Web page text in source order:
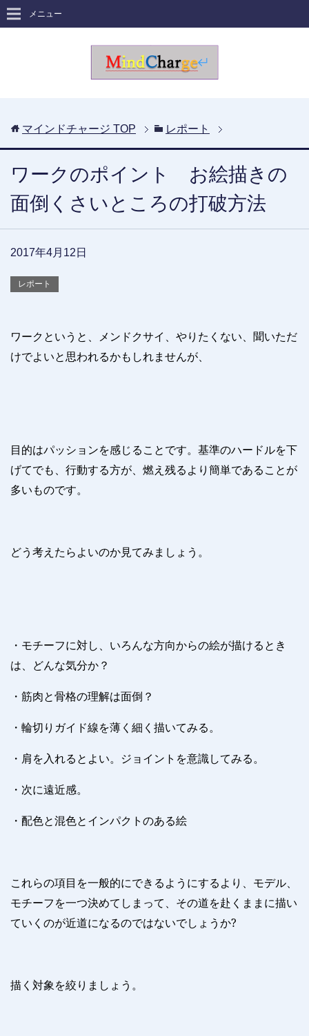
メニュー
マインドチャージ TOP レポート
ワークのポイント お絵描きの
面倒くさいところの打破方法
2017年4月12日
レポート
ワークというと、メンドクサイ、やりたくない、聞いただ
けでよいと思われるかもしれませんが、
目的はパッションを感じることです。基準のハードルを下
げてでも、行動する方が、燃え残るより簡単であることが
多いものです。
どう考えたらよいのか見てみましょう。
・モチーフに対し、いろんな方向からの絵が描けるとき
は、どんな気分か？
・筋肉と骨格の理解は面倒？
・輪切りガイド線を薄く細く描いてみる。
・肩を入れるとよい。ジョイントを意識してみる。
・次に遠近感。
・配色と混色とインパクトのある絵
これらの項目を一般的にできるようにするより、モデル、
モチーフを一つ決めてしまって、その道を赴くままに描い
ていくのが近道になるのではないでしょうか?
描く対象を絞りましょう。